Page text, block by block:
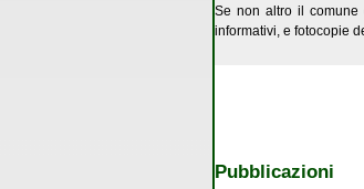
Se non altro il comune
informativi, e fotocopie
Pubblicazioni